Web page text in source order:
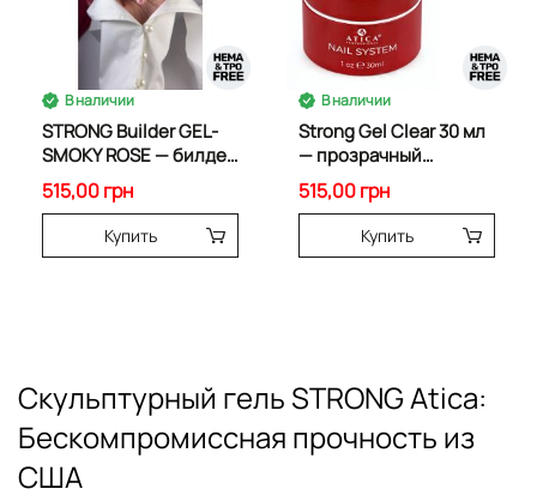
В наличии
STRONG Builder GEL-
SMOKY ROSE — билдер
гель
515,00 грн
Купить
В наличии
Strong Gel Clear 30 мл
— прозрачный
скульптурный гель
515,00 грн
Купить
Скульптурный гель STRONG Atica:
Бескомпромиссная прочность из
США